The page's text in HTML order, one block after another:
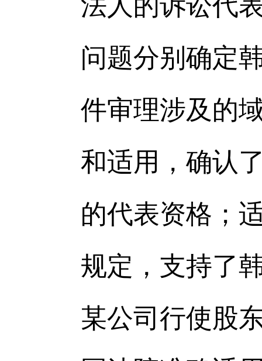
法人的诉讼代
问题分别确定
件审理涉及的
和适用，确认
的代表资格；
规定，支持了
某公司行使股